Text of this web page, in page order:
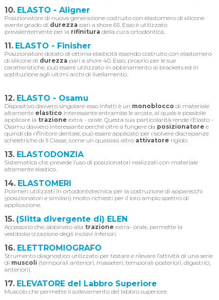
10. ELASTO - Aligner
Posizionatore di nuova generazione costruito con elastomero di silicone
avente grado di durezza pari a shore 65. Esso è utilizzato
prevalentemente per la rifinitura della cura ortodontica.
11. ELASTO - Finisher
Posizionatore dotato di ottima elasticità essendo costruito con elastomero
di silicone di durezza pari a shore 40. Esso, proprio per le sue
caratteristiche, può essere utilizzato in abbinamento ai brackets ed in
sostituzione agli ultimi archi di livellamento.
12. ELASTO - Osamu
Dispositivo davvero singolare: esso infatti è un monoblocco di materiale
altamente elastico interessante entrambe le arcate, al quale è possibile
applicare la trazione extra - orale. Questa sua particolarità rende l’Elasto -
Osamu davvero interessante perché oltre a fungere da posizionatore e
quindi da rifinitore dentale, può essere applicato per risolvere discrepanze
scheletriche di II Classe, come un qualsiasi altro attivatore rigido.
13. ELASTODONZIA
Sistematica che prevede l’uso di posizionatori realizzati con materiale
altamente elastico.
14. ELASTOMERI
Polimeri utilizzati in ortodontotecnica per la costruzione di apparecchi
(posizionatori e similari) molto richiesti per il loro ampio spettro di
applicazione.
15. (Slitta divergente di) ELEN
Accessorio che, abbinato alla trazione extra- orale, permette la
vestibolarizzazione degli incisivi inferiori.
16. ELETTROMIOGRAFO
Strumento diagnostico utilizzato per testare e rilevare l’attività di una serie
di muscoli (temporali anteriori, masseteri, temporali posteriori, digastrici,
anteriori).
17. ELEVATORE del Labbro Superiore
Muscolo che permette il sollevamento del labbro superiore.